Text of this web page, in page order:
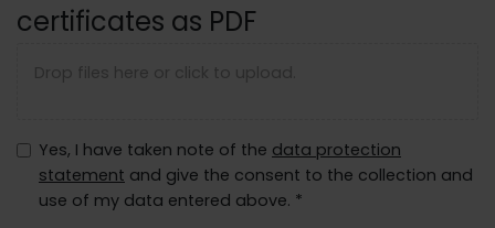
certificates as PDF
Yes, I have taken note of the data protection
statement and give the consent to the collection and
use of my data entered above. *